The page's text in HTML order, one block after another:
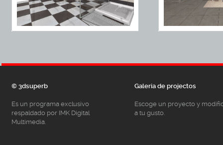
© 3dsuperb
Es un programa exclusivo
respaldado por IMK Digital
Multimedia.
Galeria de projectos
Escoge un proyecto y
a tu gusto.